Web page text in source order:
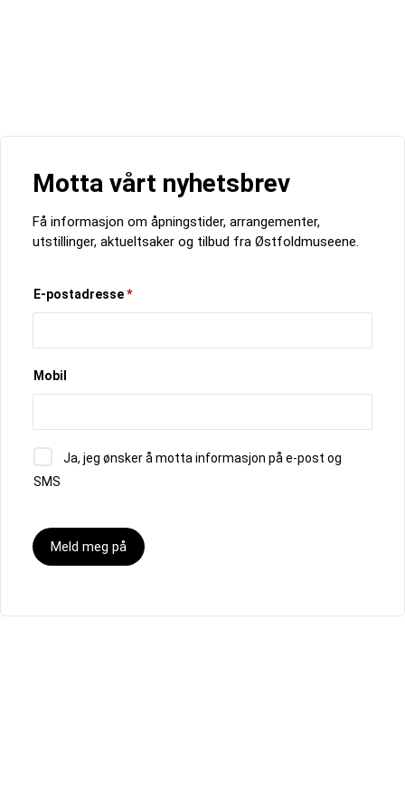
Motta vårt nyhetsbrev
Få informasjon om åpningstider, arrangementer,
utstillinger, aktueltsaker og tilbud fra Østfoldmuseene.
E-postadresse*
Mobil
Ja, jeg ønsker å motta informasjon på e-post og
SMS